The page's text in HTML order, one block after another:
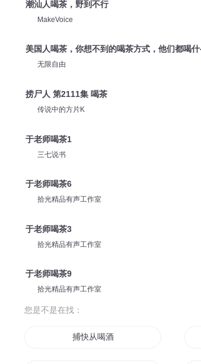
潮汕人喝茶，野到不行
MakeVoice
美国人喝茶，你想不到的喝茶方式，他们都喝什
无限自由
捞尸人 第2111集 喝茶
传说中的方片K
于老师喝茶1
三七说书
于老师喝茶6
拾光精品有声工作室
于老师喝茶3
拾光精品有声工作室
于老师喝茶9
拾光精品有声工作室
您是不是在找：
捕快从喝酒开始